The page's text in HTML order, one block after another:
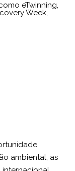
eTwinning,
Week,
ambiental, as